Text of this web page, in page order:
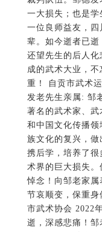
和中国文化传播
族文化的复兴，
携后学，培养了
术界的巨大损失。
悼念！向邹老家属
节哀顺变，保重
市武术协会 2022
逝，深感悲痛！
范师长，深受武
术教学中，培养
邹德发老师的逝
们最大的遗憾。
了一位杰出的前辈
家人节哀顺变！
年12月22日 唁电
世，泸州市武术
幸逝世表示深切